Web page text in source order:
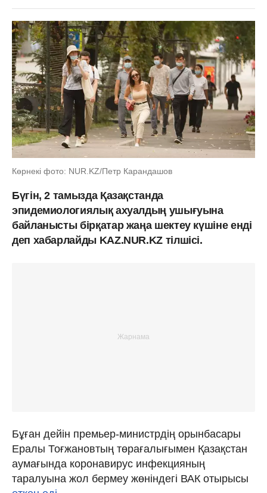
Көрнекі фото: NUR.KZ/Петр Карандашов
Бүгін, 2 тамызда Қазақстанда
эпидемиологиялық ахуалдың ушығуына
байланысты бірқатар жаңа шектеу күшіне енді
деп хабарлайды KAZ.NUR.KZ тілшісі.
Бұған дейін премьер-министрдің орынбасары
Ералы Тоғжановтың төрағалығымен Қазақстан
аумағында коронавирус инфекцияның
таралуына жол бермеу жөніндегі ВАК отырысы